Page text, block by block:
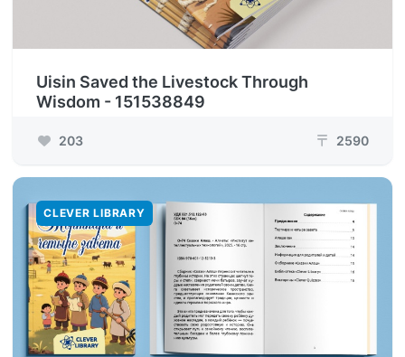
Uisin Saved the Livestock Through
Wisdom - 151538849
203 ₸ 2590
CLEVER LIBRARY